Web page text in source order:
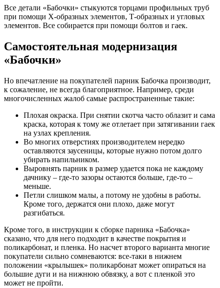
Все детали «Бабочки» стыкуются торцами профильных труб
при помощи Х-образных элементов, Т-образных и угловых
элементов. Все собирается при помощи болтов и гаек.
Самостоятельная модернизация
«Бабочки»
Но впечатление на покупателей парник Бабочка производит,
к сожаление, не всегда благоприятное. Например, среди
многочисленных жалоб самые распространенные такие:
Плохая окраска. При снятии скотча часто облазит и сама
краска, которая к тому же отлетает при затягивании гаек
на узлах крепления.
Во многих отверстиях производителем нередко
оставляются заусеницы, которые нужно потом долго
убирать напильником.
Выровнять парник в размер удается пока не каждому
дачнику – где-то зазоры остаются больше, где-то –
меньше.
Петли слишком малы, а потому не удобны в работы.
Кроме того, держатся они плохо, даже могут
разгибаться.
Кроме того, в инструкции к сборке парника «Бабочка»
сказано, что для него подходит в качестве покрытия и
поликарбонат, и пленка. Но насчет второго варианта многие
покупатели сильно сомневаются: все-таки в нижнем
положении «крылышек» поликарбонат может опираться на
большие дуги и на нижнюю обвязку, а вот с пленкой это
может не пройти.